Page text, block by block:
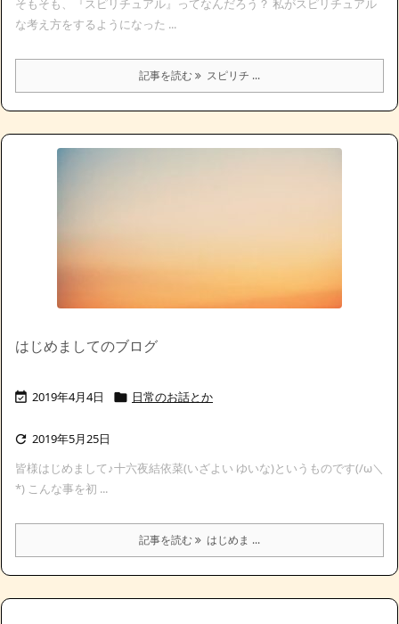
そもそも、『スピリチュアル』ってなんだろう？ 私がスピリチュアル
な考え方をするようになった ...
記事を読む スピリチ ...
はじめましてのブログ
 2019年4月4日  日常のお話とか
 2019年5月25日
皆様はじめまして♪十六夜結依菜(いざよい ゆいな)というものです(/ω＼
*) こんな事を初 ...
記事を読む はじめま ...